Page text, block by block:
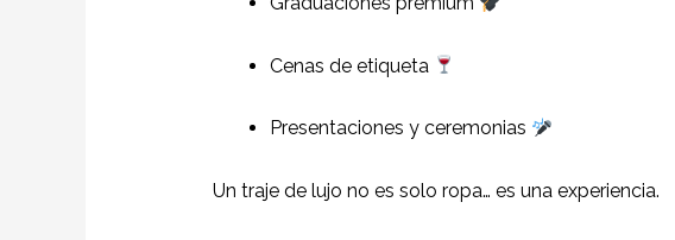
Cenas de etiqueta
Presentaciones y ceremonias
Un traje de lujo no es solo ropa… es una experiencia.